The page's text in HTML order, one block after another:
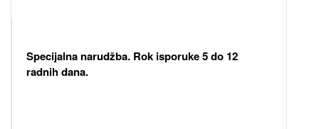
Specijalna narudžba. Rok isporuke 5 do 12
radnih dana.